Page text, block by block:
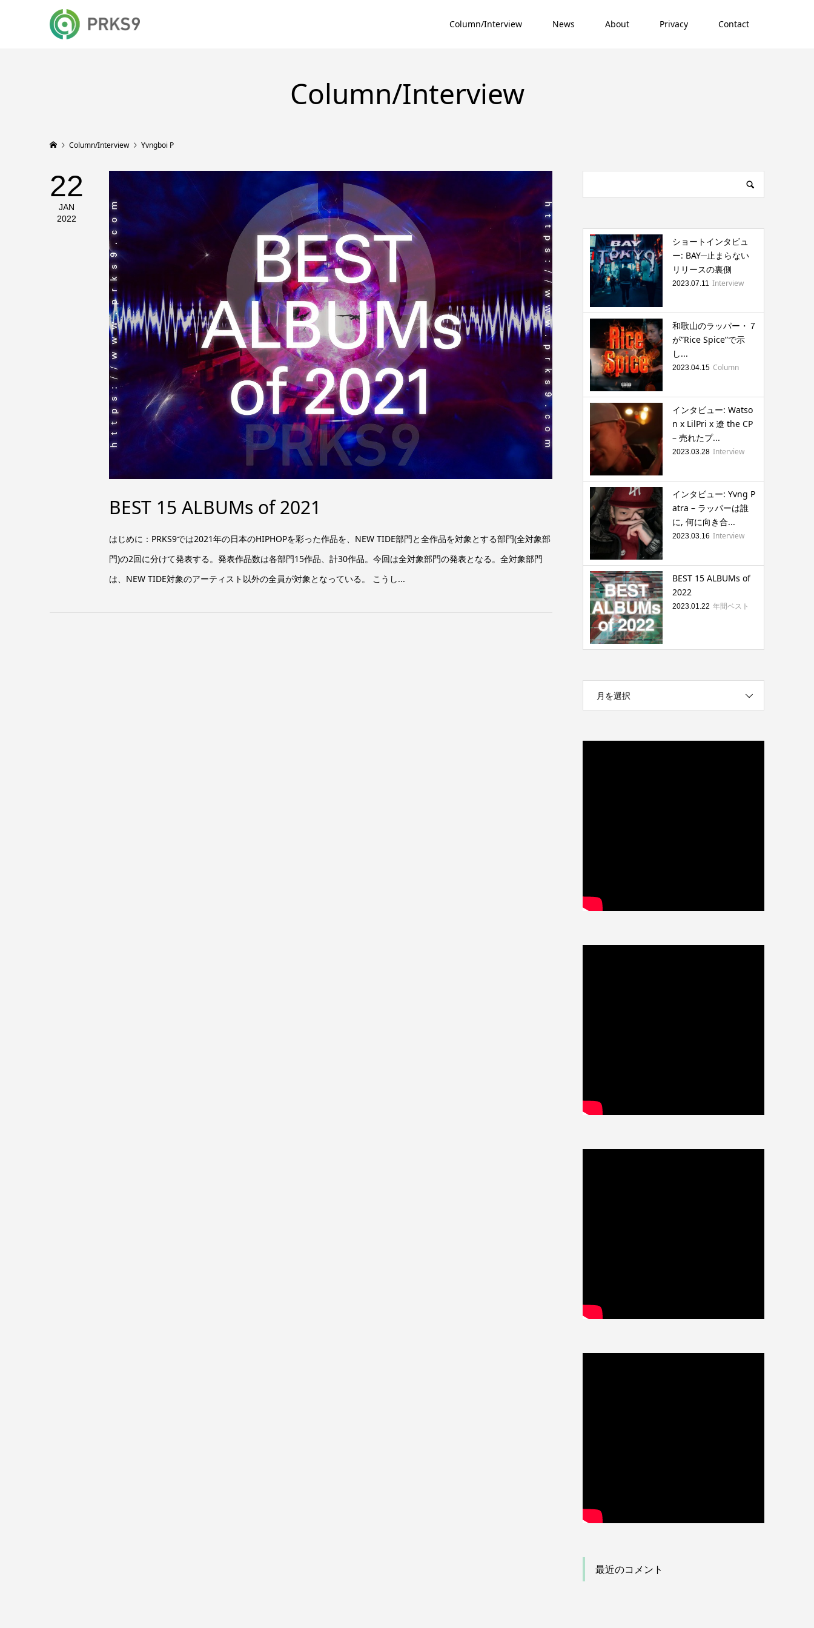
Column/Interview News About Privacy Contact
Column/Interview
Column/Interview Yvngboi P
22
JAN
2022
BEST 15 ALBUMs of 2021
はじめに：PRKS9では2021年の日本のHIPHOPを彩った作品を、NEW TIDE部門と全作品を対象とする部門(全対象部
門)の2回に分けて発表する。発表作品数は各部門15作品、計30作品。今回は全対象部門の発表となる。全対象部門
は、NEW TIDE対象のアーティスト以外の全員が対象となっている。 こうし...
ショートインタビュ
ー: BAY─止まらない
リリースの裏側
2023.07.11 Interview
和歌山のラッパー・７
が”Rice Spice”で示
し...
2023.04.15 Column
インタビュー: Watso
n x LilPri x 遼 the CP
– 売れたプ...
2023.03.28 Interview
インタビュー: Yvng P
atra – ラッパーは誰
に, 何に向き合...
2023.03.16 Interview
BEST 15 ALBUMs of
2022
2023.01.22 年間ベスト
月を選択
最近のコメント